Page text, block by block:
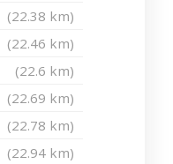
(22.38 km)
(22.46 km)
(22.6 km)
(22.69 km)
(22.78 km)
(22.94 km)